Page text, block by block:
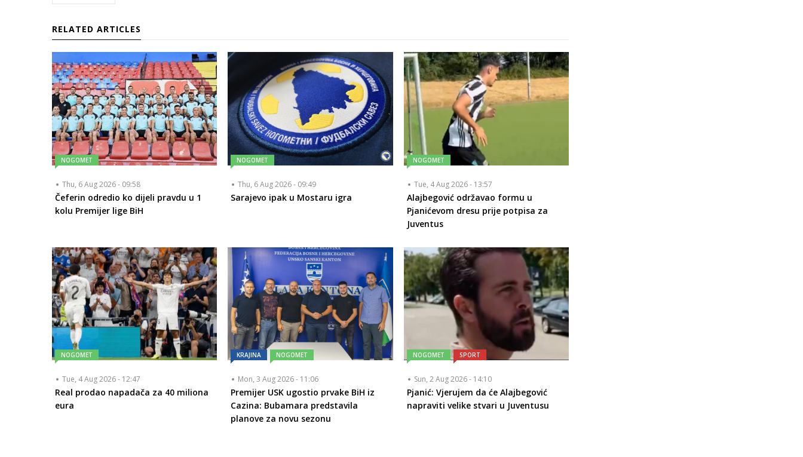
RELATED ARTICLES
NOGOMET
Thu, 6 Aug 2026 - 09:58
Čeferin odredio ko dijeli pravdu u 1
kolu Premijer lige BiH
NOGOMET
Thu, 6 Aug 2026 - 09:49
Sarajevo ipak u Mostaru igra
NOGOMET
Tue, 4 Aug 2026 - 13:57
Alajbegović održavao formu u
Pjanićevom dresu prije potpisa za
Juventus
NOGOMET
Tue, 4 Aug 2026 - 12:47
Real prodao napadača za 40 miliona
eura
KRAJINA NOGOMET
Mon, 3 Aug 2026 - 11:06
Premijer USK ugostio prvake BiH iz
Cazina: Bubamara predstavila
planove za novu sezonu
NOGOMET SPORT
Sun, 2 Aug 2026 - 14:10
Pjanić: Vjerujem da će Alajbegović
napraviti velike stvari u Juventusu